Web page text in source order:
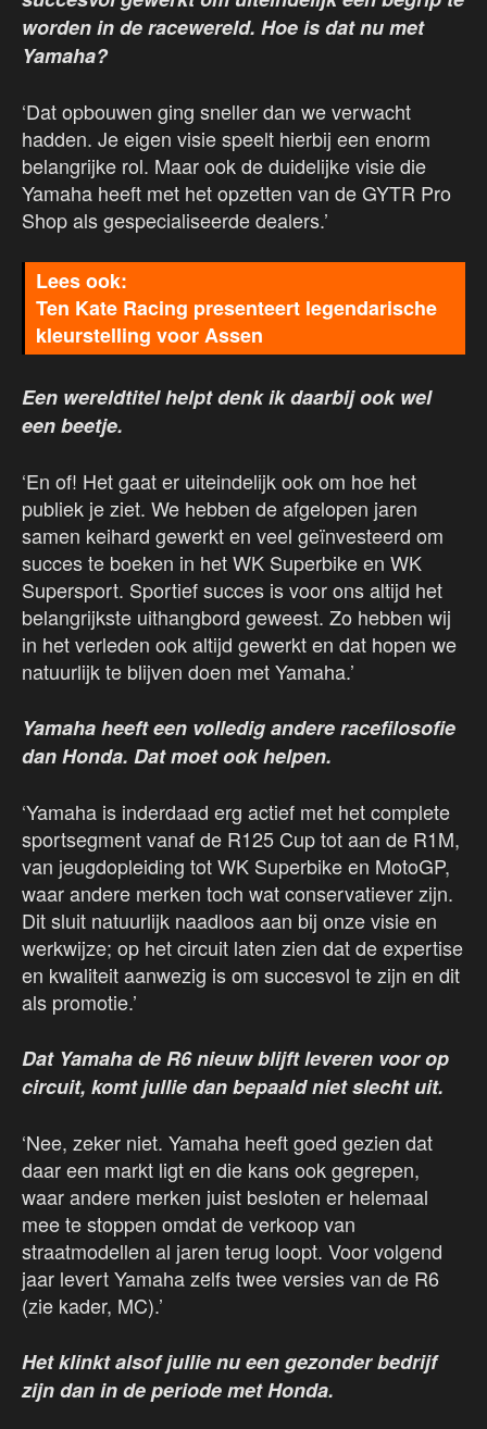
worden in de racewereld. Hoe is dat nu met
Yamaha?
‘Dat opbouwen ging sneller dan we verwacht
hadden. Je eigen visie speelt hierbij een enorm
belangrijke rol. Maar ook de duidelijke visie die
Yamaha heeft met het opzetten van de GYTR Pro
Shop als gespecialiseerde dealers.’
Ten Kate Racing presenteert legendarische
kleurstelling voor Assen
Een wereldtitel helpt denk ik daarbij ook wel
een beetje.
‘En of! Het gaat er uiteindelijk ook om hoe het
publiek je ziet. We hebben de afgelopen jaren
samen keihard gewerkt en veel geïnvesteerd om
succes te boeken in het WK Superbike en WK
Supersport. Sportief succes is voor ons altijd het
belangrijkste uithangbord geweest. Zo hebben wij
in het verleden ook altijd gewerkt en dat hopen we
natuurlijk te blijven doen met Yamaha.’
Yamaha heeft een volledig andere racefilosofie
dan Honda. Dat moet ook helpen.
‘Yamaha is inderdaad erg actief met het complete
sportsegment vanaf de R125 Cup tot aan de R1M,
van jeugdopleiding tot WK Superbike en MotoGP,
waar andere merken toch wat conservatiever zijn.
Dit sluit natuurlijk naadloos aan bij onze visie en
werkwijze; op het circuit laten zien dat de expertise
en kwaliteit aanwezig is om succesvol te zijn en dit
als promotie.’
Dat Yamaha de R6 nieuw blijft leveren voor op
circuit, komt jullie dan bepaald niet slecht uit.
‘Nee, zeker niet. Yamaha heeft goed gezien dat
daar een markt ligt en die kans ook gegrepen,
waar andere merken juist besloten er helemaal
mee te stoppen omdat de verkoop van
straatmodellen al jaren terug loopt. Voor volgend
jaar levert Yamaha zelfs twee versies van de R6
(zie kader, MC).’
Het klinkt alsof jullie nu een gezonder bedrijf
zijn dan in de periode met Honda.